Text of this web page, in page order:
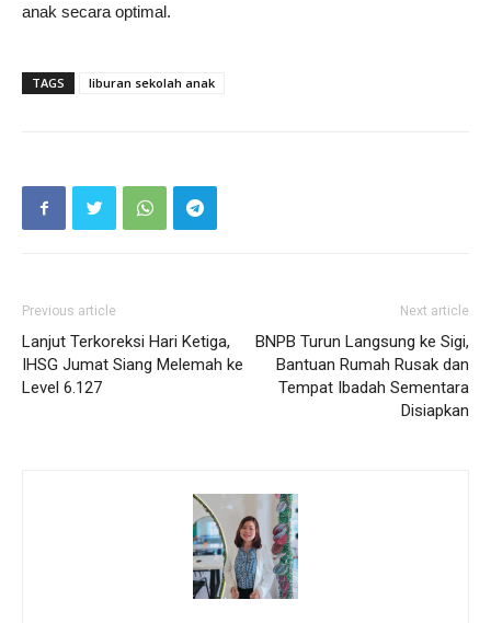
anak secara optimal.
TAGS liburan sekolah anak
Previous article
Lanjut Terkoreksi Hari Ketiga,
IHSG Jumat Siang Melemah ke
Level 6.127
Next article
BNPB Turun Langsung ke Sigi,
Bantuan Rumah Rusak dan
Tempat Ibadah Sementara
Disiapkan